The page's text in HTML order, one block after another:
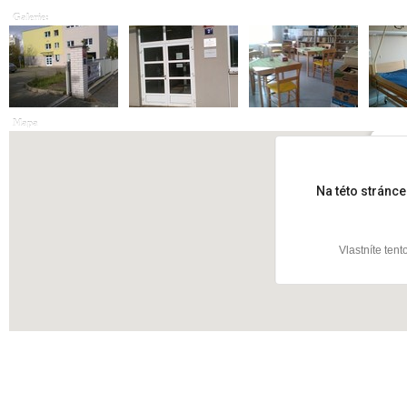
Galerie:
Mapa
Na této
Vlastníte